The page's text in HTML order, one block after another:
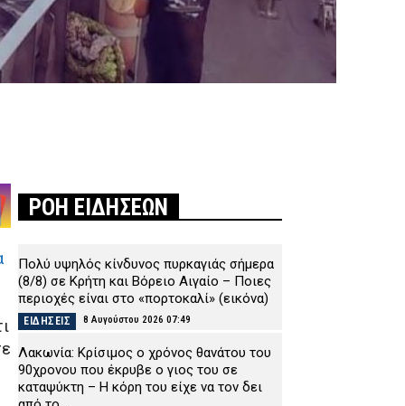
ΡΟΗ ΕΙΔΗΣΕΩΝ
Πολύ υψηλός κίνδυνος πυρκαγιάς σήμερα
(8/8) σε Κρήτη και Βόρειο Αιγαίο – Ποιες
περιοχές είναι στο «πορτοκαλί» (εικόνα)
ΕΙΔΗΣΕΙΣ 8 Αυγούστου 2026 07:49
Λακωνία: Κρίσιμος ο χρόνος θανάτου του
90χρονου που έκρυβε ο γιος του σε
καταψύκτη – Η κόρη του είχε να τον δει